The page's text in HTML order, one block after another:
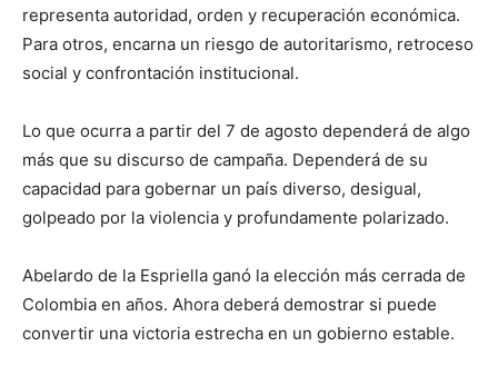
representa autoridad, orden y recuperación económica.
Para otros, encarna un riesgo de autoritarismo, retroceso
social y confrontación institucional.
Lo que ocurra a partir del 7 de agosto dependerá de algo
más que su discurso de campaña. Dependerá de su
capacidad para gobernar un país diverso, desigual,
golpeado por la violencia y profundamente polarizado.
Abelardo de la Espriella ganó la elección más cerrada de
Colombia en años. Ahora deberá demostrar si puede
convertir una victoria estrecha en un gobierno estable.